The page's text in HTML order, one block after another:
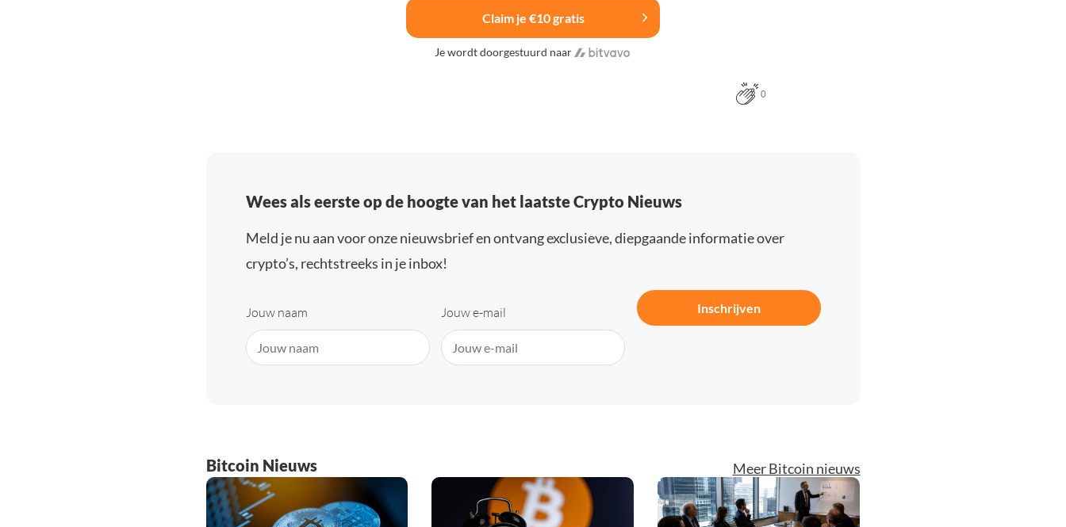
Claim je €10 gratis
Je wordt doorgestuurd naar
0
Wees als eerste op de hoogte van het laatste Crypto Nieuws
Meld je nu aan voor onze nieuwsbrief en ontvang exclusieve, diepgaande informatie over
crypto’s, rechtstreeks in je inbox!
Jouw naam Jouw e-mail Inschrijven
Bitcoin Nieuws Meer Bitcoin nieuws